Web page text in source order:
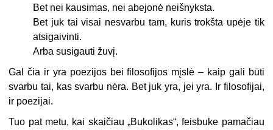
Bet nei kausimas, nei abejonė neišnyksta.
Bet juk tai visai nesvarbu tam, kuris trokšta upėje tik
atsigaivinti.
Arba susigauti žuvį.
Gal čia ir yra poezijos bei filosofijos mįslė – kaip gali būti
svarbu tai, kas svarbu nėra. Bet juk yra, jei yra. Ir filosofijai,
ir poezijai.
Tuo pat metu, kai skaičiau „Bukolikas“, feisbuke pamačiau